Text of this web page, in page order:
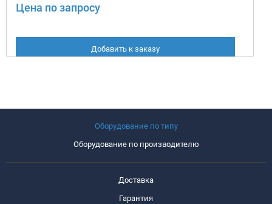
Цена по запросу
Добавить к заказу
Оборудование по типу
Оборудование по производителю
Доставка
Гарантия